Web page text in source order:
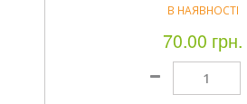
В НАЯВНОСТІ
70.00 грн.